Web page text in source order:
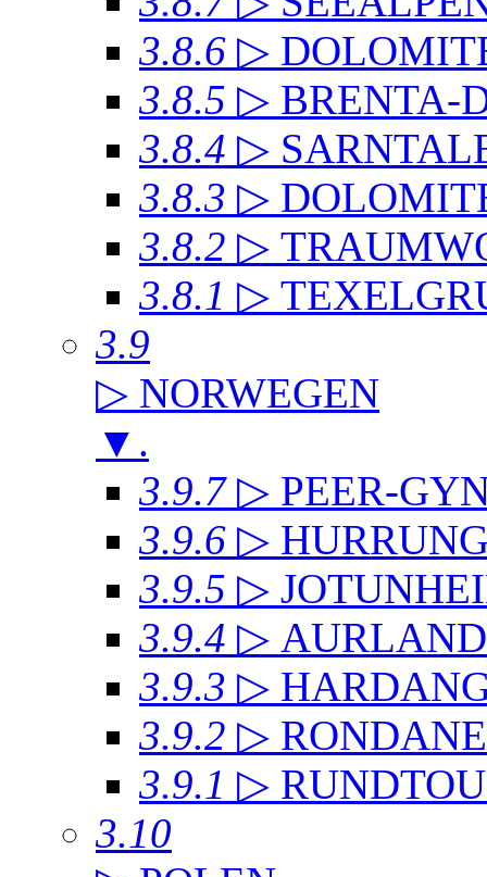
3.8.6 ▷
3.8.5 ▷ BRENTA-
3.8.4 ▷
3.8.3 ▷
3.8.2 ▷
3.8.1 ▷
3.9
▷ NORWEGEN
▼ .
3.9.7 ▷ PEER-
3.9.6 ▷
3.9.5 ▷
3.9.4 ▷
3.9.3 ▷
3.9.2 ▷
3.9.1 ▷
3.10